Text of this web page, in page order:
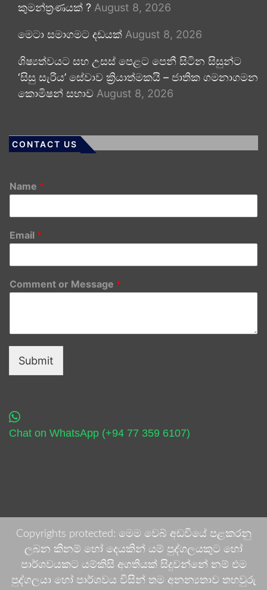
කුමන්ත්‍රණයක් ? August 8, 2026
මෙටා සමාගමට දඩයක් August 8, 2026
ශිෂ්‍යත්වයට සහ උසස් පෙළට පෙනී සිටින සිසුන්ට
‘සිසු සැරිය’ සේවාව ක්‍රියාත්මකයි – ජාතික ගමනාගමන
කොමිෂන් සභාව August 8, 2026
CONTACT US
Name *
Email *
Comment or Message *
Submit
Chat on WhatsApp (+94 77 359 6107)
Copyrights protected: මෙම වෙබ් අඩවියේ පළකරනු
ලබන කිනම් හෝ දෙයකින් යම් පුද්ගලයකුට හෝ
පාර්ශවයකට යම්කිසි අගතියක් සිදුවන්නේ නම් එම
පුද්ගලයා හෝ පාර්ශවය විසින් තම අනන්‍යතාව තහවුරු